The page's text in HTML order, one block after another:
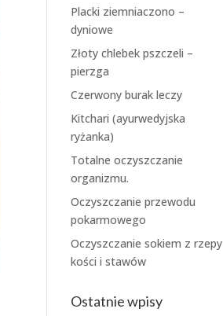
Placki ziemniaczono –
dyniowe
Złoty chlebek pszczeli –
pierzga
Czerwony burak leczy
Kitchari (ayurwedyjska
ryżanka)
Totalne oczyszczanie
organizmu.
Oczyszczanie przewodu
pokarmowego
Oczyszczanie sokiem z rzepy
kości i stawów
Ostatnie wpisy